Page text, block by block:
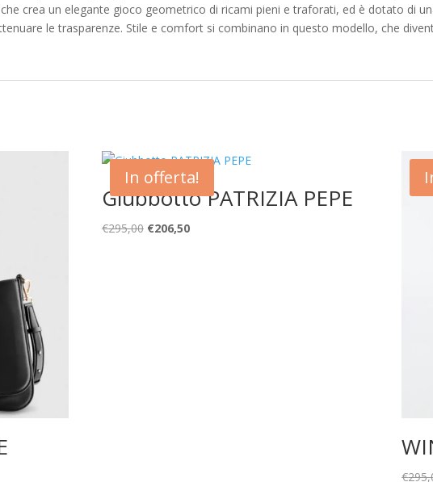
crea un elegante gioco geometrico di ricami pieni e traforati, ed è dotato di
le trasparenze. Stile e comfort si combinano in questo modello, che
In offerta!
Giubbotto PATRIZIA PEPE
€295,00 Il
€206,50Il
€